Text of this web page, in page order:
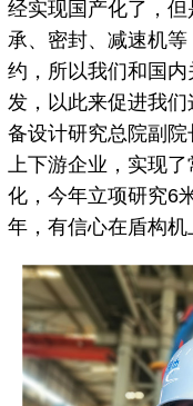
经实现国产化了，
承、密封、减速机
约，所以我们和国
发，以此来促进我
备设计研究总院副
上下游企业，实现
化，今年立项研究6
年，有信心在盾构机